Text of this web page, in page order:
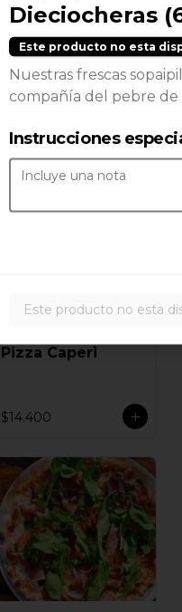
Pizza Caperi
$14.400
Dieciocheras
Este producto no esta
Nuestras frescas
compañía del pebre de
Instrucciones
Este producto no esta